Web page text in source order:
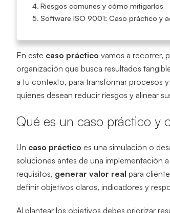
Riesgos comunes y cómo mitigarlos
Software ISO 9001: Caso práctico y
En este caso práctico vamos a recorrer,
organización que busca resultados
a tu contexto, para transformar procesos
quienes desean reducir riesgos y alinear
Qué es un caso práctico y
Un caso práctico es una simulación o
soluciones antes de una implementación
requisitos, generar valor real para
definir objetivos claros, indicadores y
Al plantear los objetivos debes priorizar